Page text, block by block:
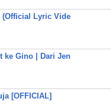
(Official Lyric Vide
ke Gino | Dari Jen
[OFFICIAL]